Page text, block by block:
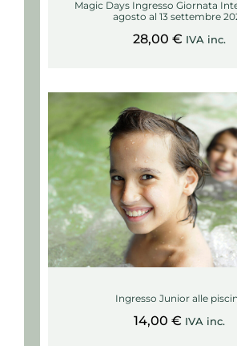
Magic Days Ingresso Giornata
agosto al 13 settembre
28,00 € IVA inc.
Ingresso Junior alle
14,00 € IVA inc.